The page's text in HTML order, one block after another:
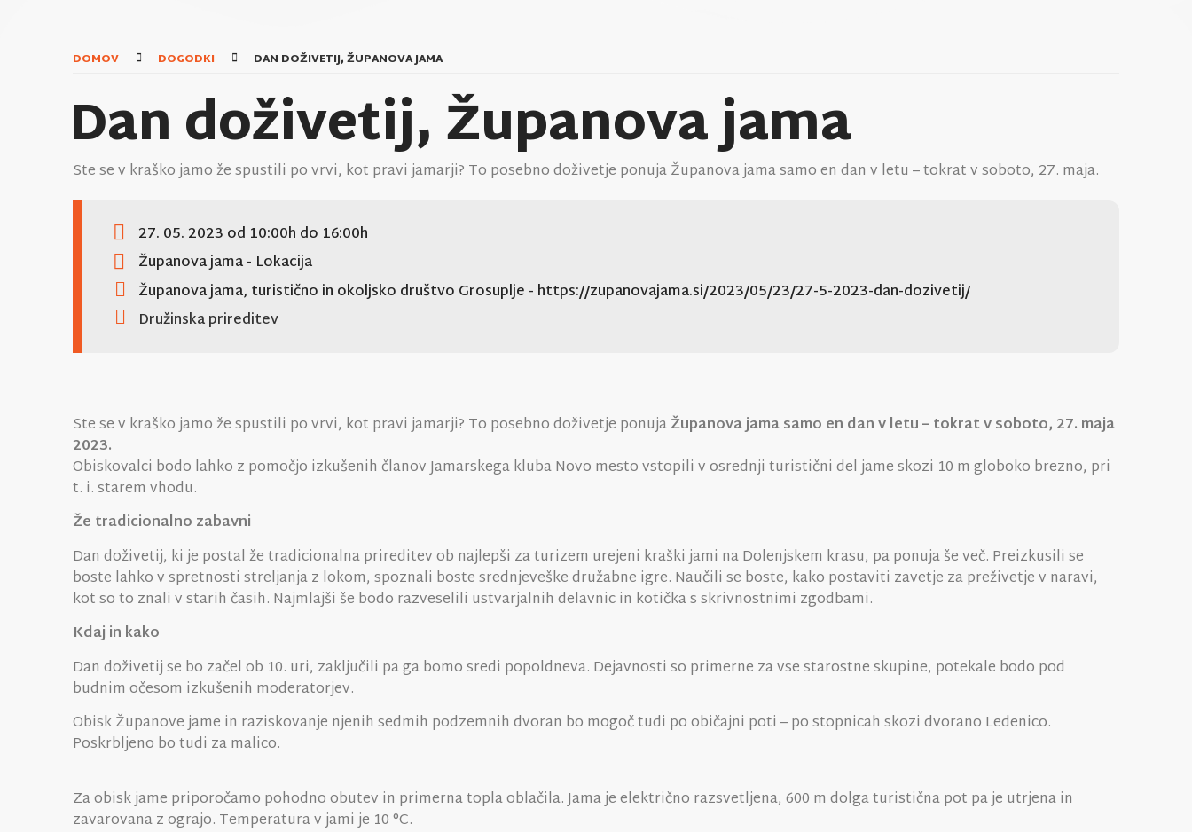
DOMOV DOGODKI DAN DOŽIVETIJ, ŽUPANOVA JAMA
Dan doživetij, Županova jama
Ste se v kraško jamo že spustili po vrvi, kot pravi jamarji? To posebno doživetje ponuja Županova jama samo en dan v letu – tokrat v soboto, 27. maja.
27. 05. 2023 od 10:00h do 16:00h
Županova jama- Lokacija
Županova jama, turistično in okoljsko društvo Grosuplje - https://zupanovajama.si/2023/05/23/27-5-2023-dan-dozivetij/
Družinska prireditev
Ste se v kraško jamo že spustili po vrvi, kot pravi jamarji? To posebno doživetje ponujaŽupanova jama samo en dan v letu – tokrat v soboto, 27. maja
2023.
Obiskovalci bodo lahko z pomočjo izkušenih članov Jamarskega kluba Novo mesto vstopili v osrednji turistični del jame skozi 10 m globoko brezno, pri
t. i. starem vhodu.
Že tradicionalno zabavni
Dan doživetij, ki je postal že tradicionalna prireditev ob najlepši za turizem urejeni kraški jami na Dolenjskem krasu, pa ponuja še več. Preizkusili se
boste lahko v spretnosti streljanja z lokom, spoznali boste srednjeveške družabne igre. Naučili se boste, kako postaviti zavetje za preživetje v naravi,
kot so to znali v starih časih. Najmlajši še bodo razveselili ustvarjalnih delavnic in kotička s skrivnostnimi zgodbami.
Kdaj in kako
Dan doživetij se bo začel ob 10. uri, zaključili pa ga bomo sredi popoldneva. Dejavnosti so primerne za vse starostne skupine, potekale bodo pod
budnim očesom izkušenih moderatorjev.
Obisk Županove jame in raziskovanje njenih sedmih podzemnih dvoran bo mogoč tudi po običajni poti – po stopnicah skozi dvorano Ledenico.
Poskrbljeno bo tudi za malico.
Za obisk jame priporočamo pohodno obutev in primerna topla oblačila. Jama je električno razsvetljena, 600 m dolga turistična pot pa je utrjena in
zavarovana z ograjo. Temperatura v jami je 10 °C.